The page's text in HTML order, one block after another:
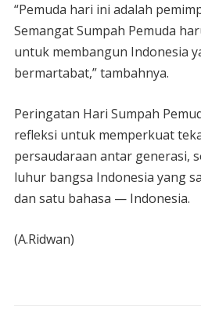
“Pemuda hari ini adalah
Semangat Sumpah Pemuda
untuk membangun Indonesia
bermartabat,” tambahnya.
Peringatan Hari Sumpah
refleksi untuk memperkuat
persaudaraan antar generasi,
luhur bangsa Indonesia yang
dan satu bahasa — Indonesia.
(A.Ridwan)